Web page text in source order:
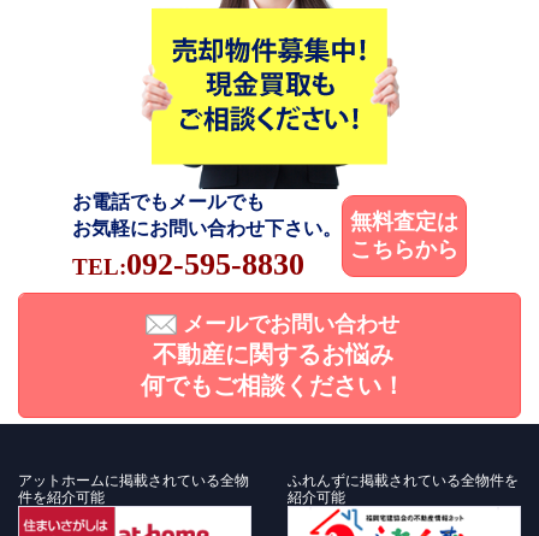
お電話でもメールでも
お気軽にお問い合わせ下さい。
TEL:092-595-8830
無料査定は
こちらから
メールでお問い合わせ
不動産に関するお悩み
何でもご相談ください！
アットホームに掲載されている全物
件を紹介可能
ふれんずに掲載されている全物件を
紹介可能